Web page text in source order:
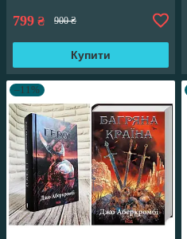
799 ₴ 900 ₴
Купити
–11%